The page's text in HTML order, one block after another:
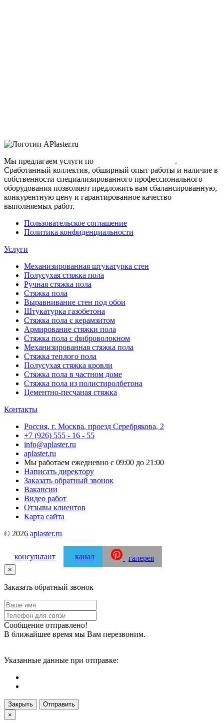
Мы предлагаем услуги по
.
Сработанный коллектив, обширный опыт работы и наличие в
собственности специализированного профессионального
оборудования позволяют предложить вам сбалансированную,
конкурентную цену и гарантированное качество
выполняемых работ.
Пользовательское соглашение
Политика конфиденциальности
Услуги
Механизированная штукатурка стен
Полусухая стяжка пола
Ручная стяжка пола
Стяжка пола
Выравнивание стен под обои
Штукатурка газобетона
Стяжка пола с керамзитом
Армирование стяжки пола
Стяжка пола с фиброволокном
Механизированная стяжка пола
Стяжка теплого пола
Полусухая стяжка кровли
Стяжка пола в частном доме
Стяжка пола из полистиролбетона
Цементно-песчаная стяжка
Контакты
Россия, г. Москва, проезд Серебрякова, 2
+7 (926) 555 - 16 - 55
info@aplaster.ru
aplaster.ru
Мы работаем ежедневно с 09:00 до 21:00
Написать директору
Заказать обратный звонок
Вакансии
Видео работ
Отзывы клиентов
Карта сайта
© 2026 aplaster.ru
консультант канал галерея
×
Заказать обратный звонок
Сообщение отправлено!
В ближайшее время мы Вам перезвоним.
Указанные данные при отправке:
Закрыть
Отправить
×